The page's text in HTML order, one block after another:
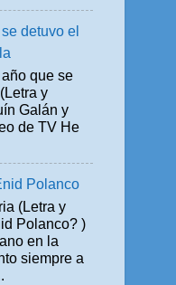
detuvo el
que se
y
Galán y
de TV He
Polanco
(Letra y
Polanco? )
en la
siempre a